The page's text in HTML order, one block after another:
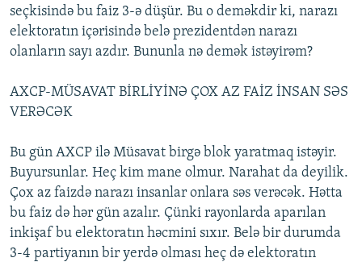
seçkisində bu faiz 3-ə düşür. Bu o deməkdir ki, narazı
elektoratın içərisində belə prezidentdən narazı
olanların sayı azdır. Bununla nə demək istəyirəm?
AXCP-MÜSAVAT BİRLİYİNƏ ÇOX AZ FAİZ İNSAN SƏS
VERƏCƏK
Bu gün AXCP ilə Müsavat birgə blok yaratmaq istəyir.
Buyursunlar. Heç kim mane olmur. Narahat da deyilik.
Çox az faizdə narazı insanlar onlara səs verəcək. Hətta
bu faiz də hər gün azalır. Çünki rayonlarda aparılan
inkişaf bu elektoratın həcmini sıxır. Belə bir durumda
3-4 partiyanın bir yerdə olması heç də elektoratın